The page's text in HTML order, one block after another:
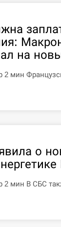
на
2 мин
о
2 мин В СБС